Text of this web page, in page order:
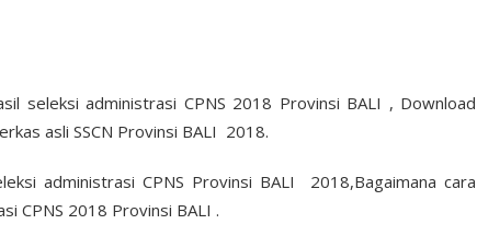
seleksi administrasi CPNS 2018 Provinsi BALI , Download
asli SSCN Provinsi BALI 2018.
administrasi CPNS Provinsi BALI 2018,Bagaimana cara
CPNS 2018 Provinsi BALI .